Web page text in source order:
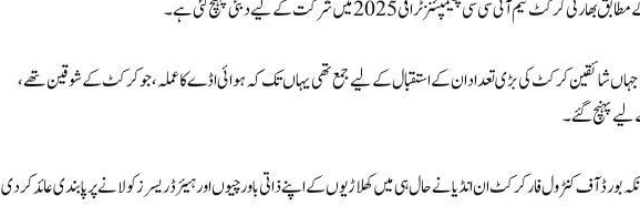
آئی سی سی چیمپئنز ٹرافی 2025 میں شرکت کے لیے دبئی پہنچ گئی ہے۔
جہاں شائقین کرکٹ کی بڑی تعداد ان کے استقبال کے لیے جمع تھی یہاں تک کہ ہوائی اڈے کا عملہ، جو کرکٹ کے شوقین تھے،
لیے پہنچ گئے۔
بورڈ آف کنٹرول فار کرکٹ ان انڈیا نے حال ہی میں کھلاڑیوں کے اپنے ذاتی باورچیوں اور ہیئر ڈریسرز کو لانے پر پابندی عائد کر دی